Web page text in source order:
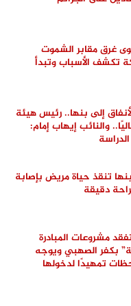
غرق مقابر الشموت
تكشف الأسباب وتبدأ
إلى بنها.. رئيس هيئة
والنائب إيهاب إمام:
تنقذ حياة مريض بإصابة
دقيقة
مشروعات المبادرة
بكفر الصهبي ويوجه
تمهيدًا لدخولها